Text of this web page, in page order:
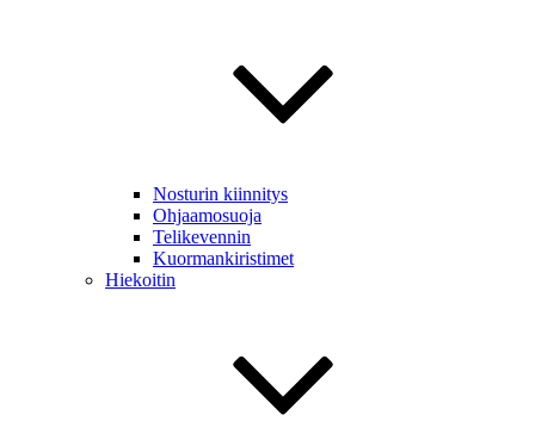
Nosturin kiinnitys
Ohjaamosuoja
Telikevennin
Kuormankiristimet
Hiekoitin